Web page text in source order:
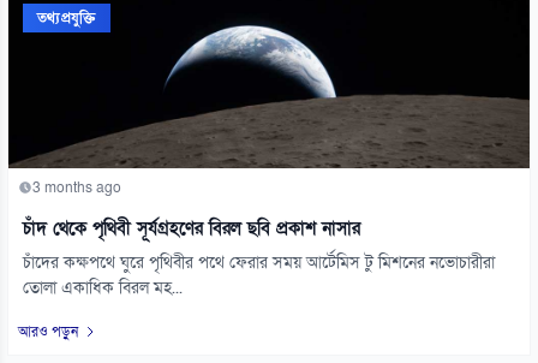
তথ্যপ্রযুক্তি
3 months ago
চাঁদ থেকে পৃথিবী সূর্যগ্রহণের বিরল ছবি প্রকাশ নাসার
চাঁদের কক্ষপথে ঘুরে পৃথিবীর পথে ফেরার সময় আর্টেমিস টু মিশনের নভোচারীরা
তোলা একাধিক বিরল মহ...
আরও পড়ুন